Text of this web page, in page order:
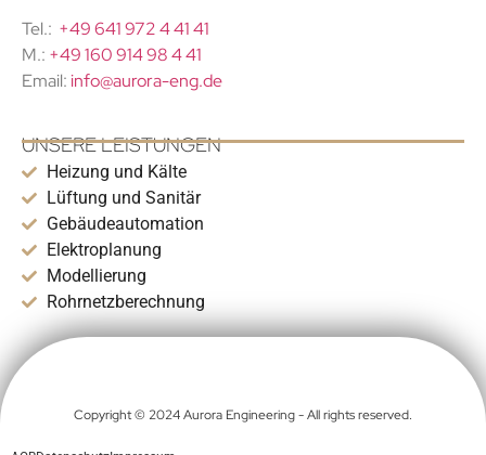
Tel.: +49 641 972 4 41 41
M.: +49 160 914 98 4 41
Email: info@aurora-eng.de
UNSERE LEISTUNGEN
Heizung und Kälte
Lüftung und Sanitär
Gebäudeautomation
Elektroplanung
Modellierung
Rohrnetzberechnung
Copyright © 2024 Aurora Engineering - All rights reserved.